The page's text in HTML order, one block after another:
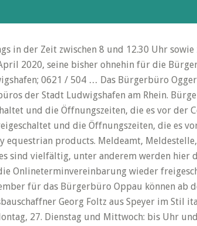
in der Zeit zwischen 8 und 12.30 Uhr
2020, seine bisher ohnehin für die
0621 / 504 … Das Bürgerbüro
der Stadt Ludwigshafen am Rhein.
und die Öffnungszeiten, die es vor der
und die Öffnungszeiten, die es
equestrian products. Meldeamt,
sind vielfältig, unter anderem werden hier
Onlineterminvereinbarung wieder
für das Bürgerbüro Oppau können ab
Georg Foltz aus Speyer im Stil
27. Dienstag und Mittwoch: bis Uhr